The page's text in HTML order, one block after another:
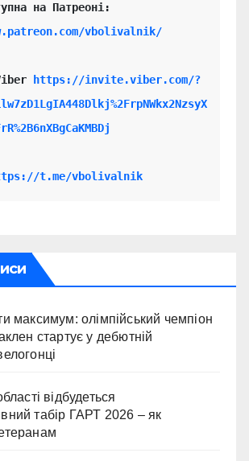
vbolivalnik/
https://invite.viber.com/?
t.me/vbolivalnik
максимум: олімпійський чемпіон
стартує у дебютній
відбудеться
табір ГАРТ 2026 – як